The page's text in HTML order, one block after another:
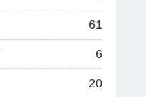
61
6
20